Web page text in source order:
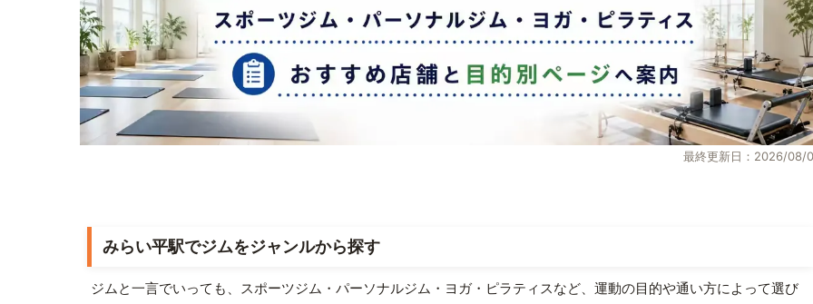
最終更新日：2026/08/
みらい平駅でジムをジャンルから探す
ジムと一言でいっても、スポーツジム・パーソナルジム・ヨガ・ピラティスなど、運動の目的や通い方によって選び